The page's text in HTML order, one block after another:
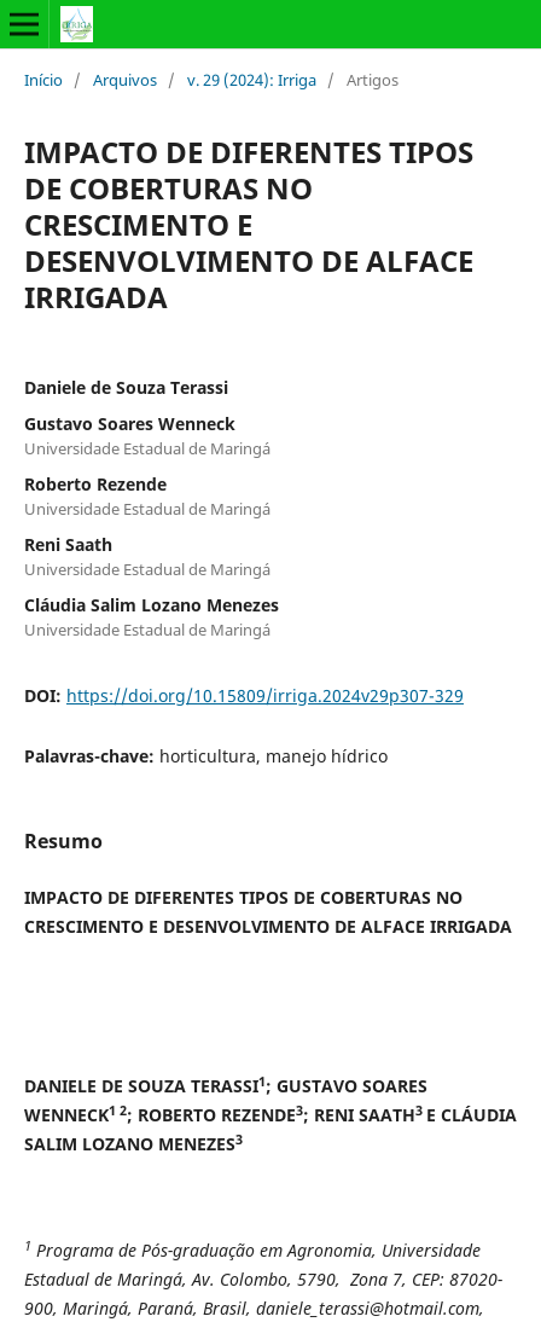
Início / Arquivos / v. 29 (2024): Irriga / Artigos
IMPACTO DE DIFERENTES TIPOS
DE COBERTURAS NO
CRESCIMENTO E
DESENVOLVIMENTO DE ALFACE
IRRIGADA
Daniele de Souza Terassi
Gustavo Soares Wenneck
Universidade Estadual de Maringá
Roberto Rezende
Universidade Estadual de Maringá
Reni Saath
Universidade Estadual de Maringá
Cláudia Salim Lozano Menezes
Universidade Estadual de Maringá
DOI: https://doi.org/10.15809/irriga.2024v29p307-329
Palavras-chave: horticultura, manejo hídrico
Resumo
IMPACTO DE DIFERENTES TIPOS DE COBERTURAS NO
CRESCIMENTO E DESENVOLVIMENTO DE ALFACE IRRIGADA
DANIELE DE SOUZA TERASSI1; GUSTAVO SOARES
WENNECK1 2; ROBERTO REZENDE3; RENI SAATH3 E CLÁUDIA
SALIM LOZANO MENEZES3
1 Programa de Pós-graduação em Agronomia, Universidade
Estadual de Maringá, Av. Colombo, 5790, Zona 7, CEP: 87020-
900, Maringá, Paraná, Brasil, daniele_terassi@hotmail.com,